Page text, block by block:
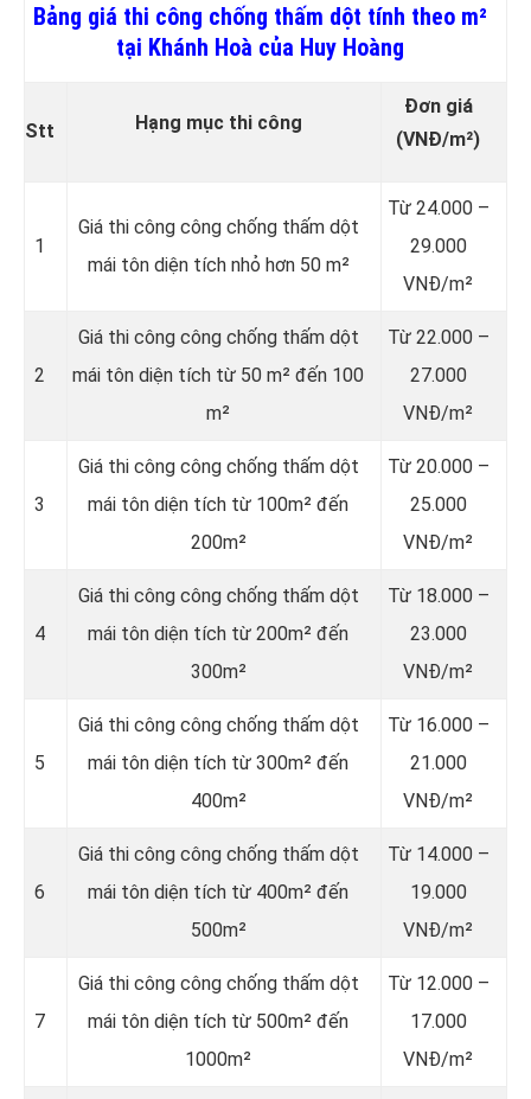
Bảng giá thi công chống thấm dột tính theo m²
tại Khánh Hoà của Huy Hoàng
Stt Hạng mục thi công
Đơn giá
(VNĐ/m²)
1
Giá thi công công chống thấm dột
mái tôn diện tích nhỏ hơn 50 m²
Từ 24.000 –
29.000
VNĐ/m²
2
Giá thi công công chống thấm dột
mái tôn diện tích từ 50 m² đến 100
m²
Từ 22.000 –
27.000
VNĐ/m²
3
Giá thi công công chống thấm dột
mái tôn diện tích từ 100m² đến
200m²
Từ 20.000 –
25.000
VNĐ/m²
4
Giá thi công công chống thấm dột
mái tôn diện tích từ 200m² đến
300m²
Từ 18.000 –
23.000
VNĐ/m²
5
Giá thi công công chống thấm dột
mái tôn diện tích từ 300m² đến
400m²
Từ 16.000 –
21.000
VNĐ/m²
6
Giá thi công công chống thấm dột
mái tôn diện tích từ 400m² đến
500m²
Từ 14.000 –
19.000
VNĐ/m²
7
Giá thi công công chống thấm dột
mái tôn diện tích từ 500m² đến
1000m²
Từ 12.000 –
17.000
VNĐ/m²